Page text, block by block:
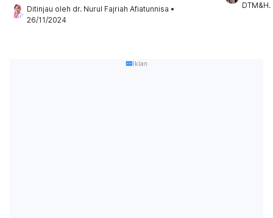
Ditinjau oleh dr. Nurul Fajriah Afiatunnisa •
26/11/2024
DTM&H.
Iklan